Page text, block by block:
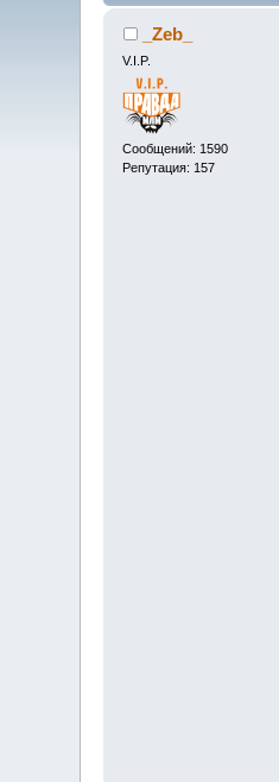
_Zeb_
V.I.P.
Сообщений: 1590
Репутация: 157